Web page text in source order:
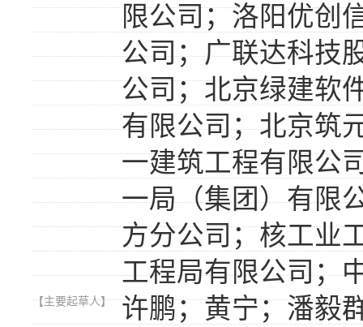
限公司；洛阳优创
公司；广联达科技
公司；北京绿建软
有限公司；北京筑
一建筑工程有限公
一局（集团）有限
方分公司；核工业
工程局有限公司；
【主要起草人】
许鹏；黄宁；潘毅